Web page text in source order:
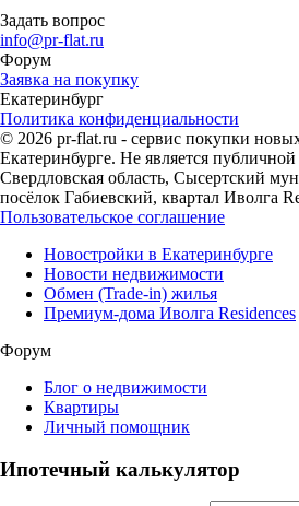
Задать вопрос
info@pr-flat.ru
Форум
Заявка на покупку
Екатеринбург
Политика конфиденциальности
© 2026 pr-flat.ru - сервис покупки
Екатеринбурге. Не является
Свердловская область, Сысертский
посёлок Габиевский, квартал Иволга
Пользовательское соглашение
Новостройки в Екатеринбурге
Новости недвижимости
Обмен (Trade-in) жилья
Премиум-дома Иволга Residences
Форум
Блог о недвижимости
Квартиры
Личный помощник
Ипотечный калькулятор